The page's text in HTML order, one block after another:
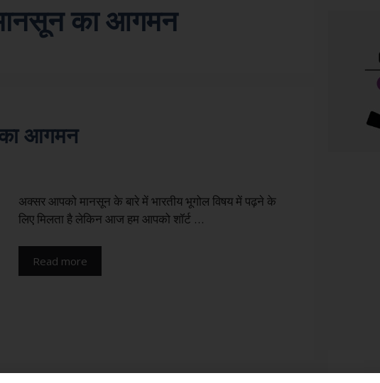
का आगमन
का आगमन
अक्सर आपको मानसून के बारे में भारतीय भूगोल विषय में पढ़ने के
लिए मिलता है लेकिन आज हम आपको शॉर्ट …
Read more